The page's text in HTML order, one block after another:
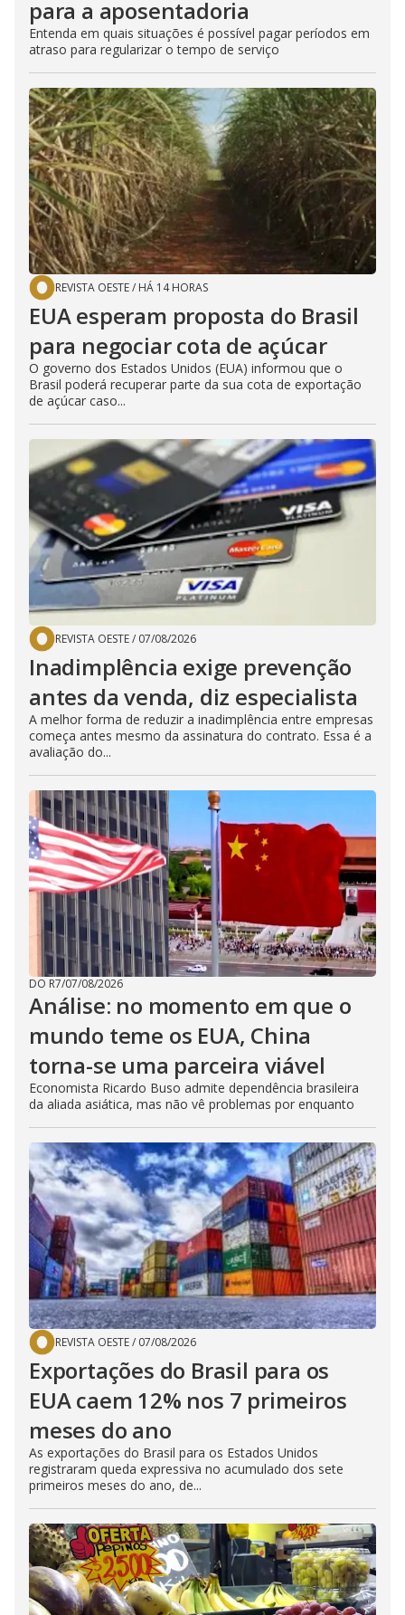
para a aposentadoria
Entenda em quais situações é possível pagar períodos em
atraso para regularizar o tempo de serviço
REVISTA OESTE/ HÁ 14 HORAS
EUA esperam proposta do Brasil
para negociar cota de açúcar
O governo dos Estados Unidos (EUA) informou que o
Brasil poderá recuperar parte da sua cota de exportação
de açúcar caso...
REVISTA OESTE/ 07/08/2026
Inadimplência exige prevenção
antes da venda, diz especialista
A melhor forma de reduzir a inadimplência entre empresas
começa antes mesmo da assinatura do contrato. Essa é a
avaliação do...
DO R7/07/08/2026
Análise: no momento em que o
mundo teme os EUA, China
torna-se uma parceira viável
Economista Ricardo Buso admite dependência brasileira
da aliada asiática, mas não vê problemas por enquanto
REVISTA OESTE/ 07/08/2026
Exportações do Brasil para os
EUA caem 12% nos 7 primeiros
meses do ano
As exportações do Brasil para os Estados Unidos
registraram queda expressiva no acumulado dos sete
primeiros meses do ano, de...